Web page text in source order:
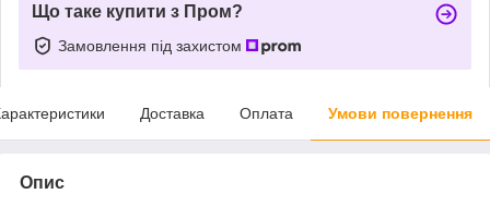
Що таке купити з Пром?
Замовлення під захистом
Доставка Оплата Умови повернення
Опис